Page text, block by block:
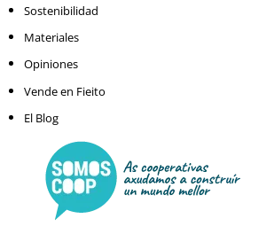
Sostenibilidad
Materiales
Opiniones
Vende en Fieito
El Blog